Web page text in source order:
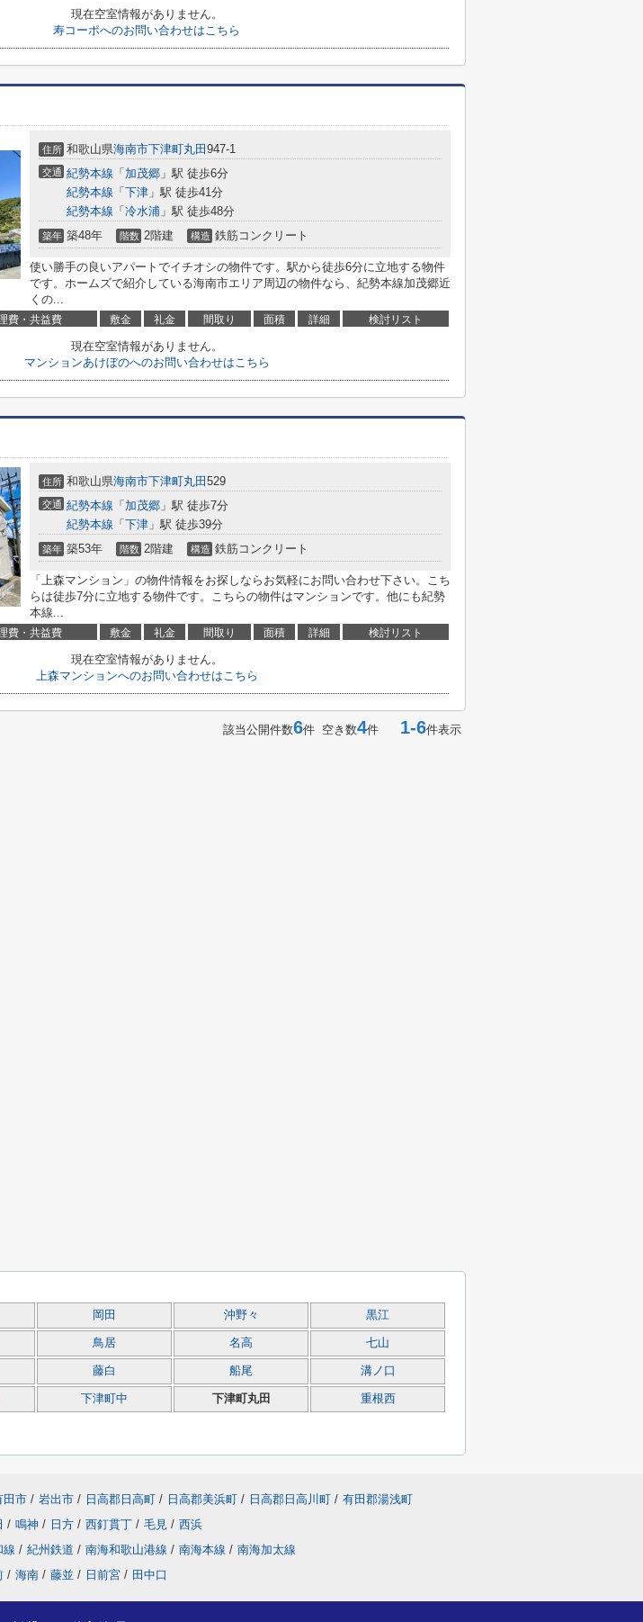
現在空室情報がありません。
寿コーポへのお問い合わせはこちら
住所 和歌山県海南市下津町丸田 947-1
交通 紀勢本線 「 加茂郷 」駅 徒歩6分
紀勢本線 「 下津 」駅 徒歩41分
紀勢本線 「 冷水浦 」駅 徒歩48分
築年 築48年 階数 2階建 構造 鉄筋コンクリート
使い勝手の良いアパートでイチオシの物件です。駅から徒歩6分に立地する物件
です。ホームズで紹介している海南市エリア周辺の物件なら、紀勢本線加茂郷近
くの...
費・共益費 敷金 礼金 間取り 面積 詳細 検討リスト
現在空室情報がありません。
マンションあけぼのへのお問い合わせはこちら
住所 和歌山県海南市下津町丸田 529
交通 紀勢本線 「 加茂郷 」駅 徒歩7分
紀勢本線 「 下津 」駅 徒歩39分
築年 築53年 階数 2階建 構造 鉄筋コンクリート
「上森マンション」の物件情報をお探しならお気軽にお問い合わせ下さい。こち
らは徒歩7分に立地する物件です。こちらの物件はマンションです。他にも紀勢
本線...
費・共益費 敷金 礼金 間取り 面積 詳細 検討リスト
現在空室情報がありません。
上森マンションへのお問い合わせはこちら
該当公開件数6件 空き数4件 1-6件表示
岡田 沖野々 黒江
鳥居 名高 七山
藤白 船尾 溝ノ口
下津町中 下津町丸田 重根西
田市 / 岩出市 / 日高郡日高町 / 日高郡美浜町 / 日高郡日高川町 / 有田郡湯浅町
/ 鳴神 / 日方 / 西釘貫丁 / 毛見 / 西浜
線 / 紀州鉄道 / 南海和歌山港線 / 南海本線 / 南海加太線
/ 海南 / 藤並 / 日前宮 / 田中口